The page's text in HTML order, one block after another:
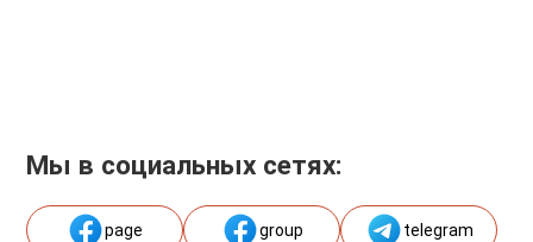
Мы в социальных сетях:
page group telegram